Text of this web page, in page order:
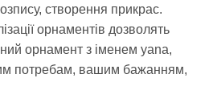
створення прикрас.
орнаментів дозволять
орнамент з іменем yana,
потребам, вашим бажанням,